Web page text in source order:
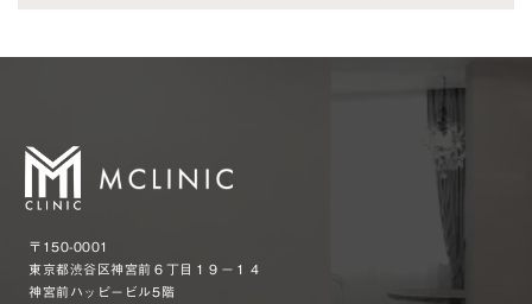
〒150-0001
東京都渋谷区神宮前６丁目１９−１４
神宮前ハッピービル5階